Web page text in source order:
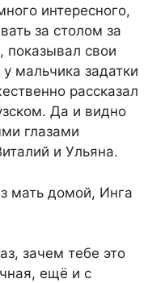
интересного,
за столом за
свои
мальчика задатки
рассказал
Да и видно
глазами
и Ульяна.
мать домой, Инга
зачем тебе это
ещё и с